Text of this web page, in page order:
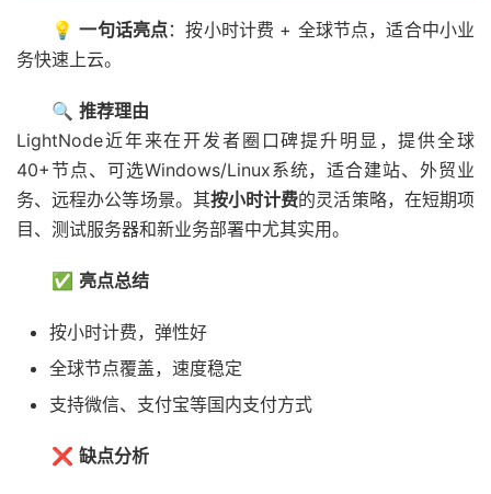
💡一句话亮点：按小时计费 + 全球节点，适合中小业
务快速上云。
🔍 推荐理由
LightNode近年来在开发者圈口碑提升明显，提供全球
40+节点、可选Windows/Linux系统，适合建站、外贸业
务、远程办公等场景。其按小时计费的灵活策略，在短期项
目、测试服务器和新业务部署中尤其实用。
✅ 亮点总结
按小时计费，弹性好
全球节点覆盖，速度稳定
支持微信、支付宝等国内支付方式
❌ 缺点分析